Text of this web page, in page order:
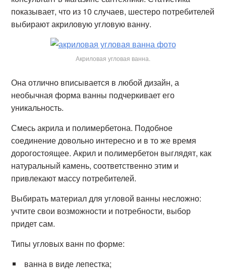
показывает, что из 10 случаев, шестеро потребителей
выбирают акриловую угловую ванну.
Акриловая угловая ванна.
Она отлично вписывается в любой дизайн, а
необычная форма ванны подчеркивает его
уникальность.
Смесь акрила и полимербетона. Подобное
соединение довольно интересно и в то же время
дорогостоящее. Акрил и полимербетон выглядят, как
натуральный камень, соответственно этим и
привлекают массу потребителей.
Выбирать материал для угловой ванны несложно:
учтите свои возможности и потребности, выбор
придет сам.
Типы угловых ванн по форме:
ванна в виде лепестка;